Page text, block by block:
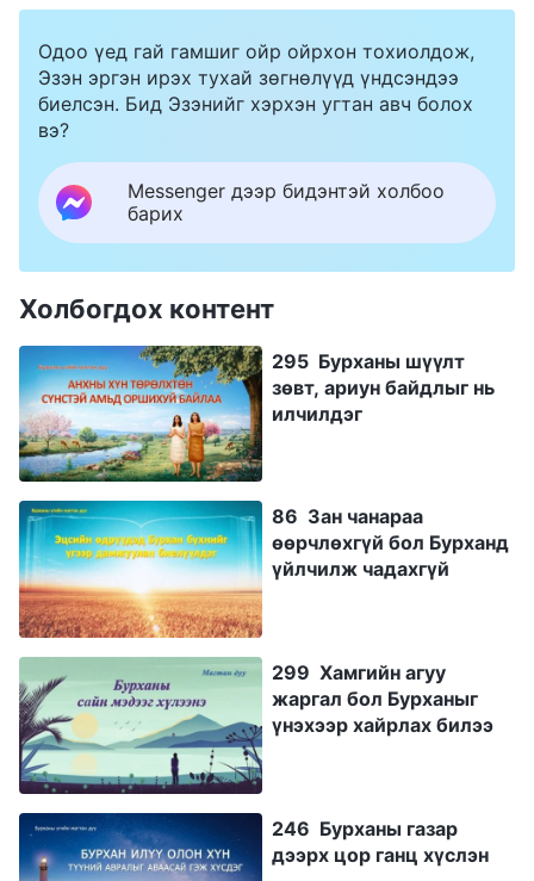
Одоо үед гай гамшиг ойр ойрхон тохиолдож,
Эзэн эргэн ирэх тухай зөгнөлүүд үндсэндээ
биелсэн. Бид Эзэнийг хэрхэн угтан авч болох
вэ?
Messenger дээр бидэнтэй холбоо
барих
Холбогдох контент
295 Бурханы шүүлт
зөвт, ариун байдлыг нь
илчилдэг
86 Зан чанараа
өөрчлөхгүй бол Бурханд
үйлчилж чадахгүй
299 Хамгийн агуу
жаргал бол Бурханыг
үнэхээр хайрлах билээ
246 Бурханы газар
дээрх цор ганц хүслэн